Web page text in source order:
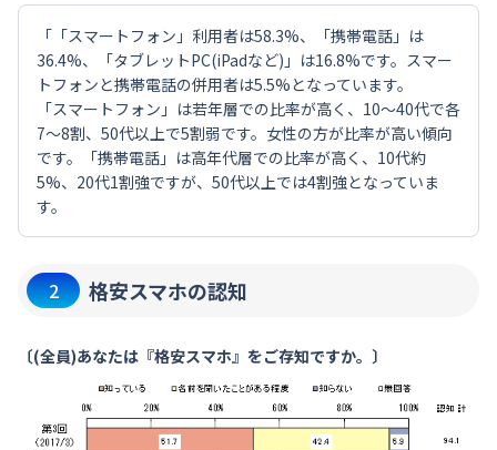
「「スマートフォン」利用者は58.3%、「携帯電話」は
36.4%、「タブレットPC(iPadなど)」は16.8%です。スマー
トフォンと携帯電話の併用者は5.5%となっています。
「スマートフォン」は若年層での比率が高く、10～40代で各
7～8割、50代以上で5割弱です。女性の方が比率が高い傾向
です。「携帯電話」は高年代層での比率が高く、10代約
5%、20代1割強ですが、50代以上では4割強となっていま
す。
2 格安スマホの認知
〔(全員)あなたは『格安スマホ』をご存知ですか。〕